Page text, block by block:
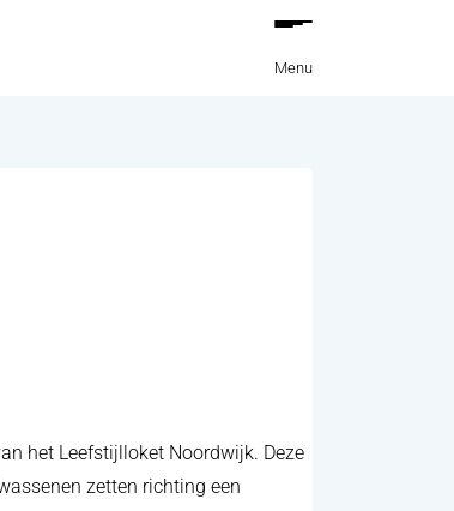
Menu
het Leefstijlloket Noordwijk. Deze
zetten richting een